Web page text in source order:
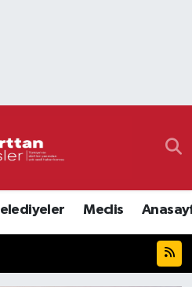
Meclis
ve Fikstür